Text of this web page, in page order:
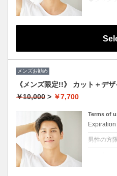
★ブリー
メンズお勧め
《メンズ限定!!》 カット＋デ
￥10,000 > ￥7,700
Terms of
Expiration
男性の方